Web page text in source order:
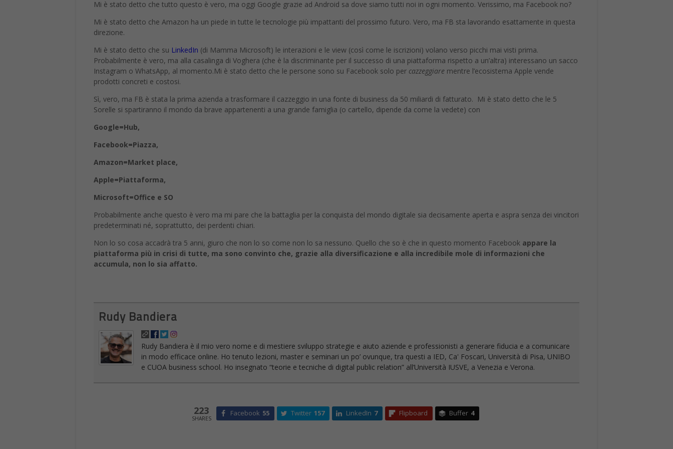
Mi è stato detto che tutto questo è vero, ma oggi Google grazie ad Android sa dove siamo tutti noi in ogni momento. Verissimo, ma Facebook no?
Mi è stato detto che Amazon ha un piede in tutte le tecnologie più impattanti del prossimo futuro. Vero, ma FB sta lavorando esattamente in questa
direzione.
Mi è stato detto che su LinkedIn (di Mamma Microsoft) le interazioni e le view (così come le iscrizioni) volano verso picchi mai visti prima.
Probabilmente è vero, ma alla casalinga di Voghera (che è la discriminante per il successo di una piattaforma rispetto a un’altra) interessano un sacco
Instagram o WhatsApp, al momento.Mi è stato detto che le persone sono su Facebook solo per cazzeggiare mentre l’ecosistema Apple vende
prodotti concreti e costosi.
Sì, vero, ma FB è stata la prima azienda a trasformare il cazzeggio in una fonte di business da 50 miliardi di fatturato. Mi è stato detto che le 5
Sorelle si spartiranno il mondo da brave appartenenti a una grande famiglia (o cartello, dipende da come la vedete) con
Google=Hub,
Facebook=Piazza,
Amazon=Market place,
Apple=Piattaforma,
Microsoft=Office e SO
Probabilmente anche questo è vero ma mi pare che la battaglia per la conquista del mondo digitale sia decisamente aperta e aspra senza dei vincitori
predeterminati né, soprattutto, dei perdenti chiari.
Non lo so cosa accadrà tra 5 anni, giuro che non lo so come non lo sa nessuno. Quello che so è che in questo momento Facebook appare la
piattaforma più in crisi di tutte, ma sono convinto che, grazie alla diversificazione e alla incredibile mole di informazioni che
accumula, non lo sia affatto.
Rudy Bandiera
Rudy Bandiera è il mio vero nome e di mestiere sviluppo strategie e aiuto aziende e professionisti a generare fiducia e a comunicare
in modo efficace online. Ho tenuto lezioni, master e seminari un po’ ovunque, tra questi a IED, Ca' Foscari, Università di Pisa, UNIBO
e CUOA business school. Ho insegnato “teorie e tecniche di digital public relation” all’Università IUSVE, a Venezia e Verona.
223
SHARES
Facebook 55 Twitter 157 LinkedIn 7 Flipboard Buffer 4